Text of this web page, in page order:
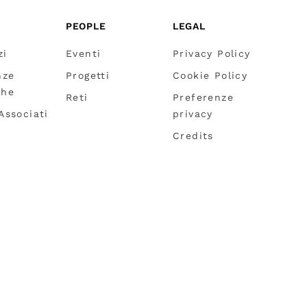
PEOPLE
Eventi
Progetti
Reti
LEGAL
Privacy Policy
Cookie Policy
Preferenze
privacy
Credits